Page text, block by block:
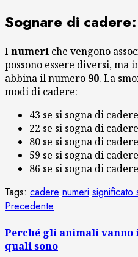
Sognare di
I numeri che vengono
possono essere diversi, ma
abbina il numero 90. La
modi di cadere:
43 se si sogna di
22 se si sogna di
80 se si sogna di
59 se si sogna di
86 se si sogna di
Tags: cadere numeri significato
Navigazione
articolo
Precedente
Perché gli animali vanno
quali sono